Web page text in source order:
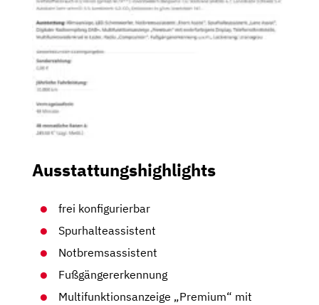
Ausstattungshighlights
frei konfigurierbar
Spurhalteassistent
Notbremsassistent
Fußgängererkennung
Multifunktionsanzeige „Premium“ mit